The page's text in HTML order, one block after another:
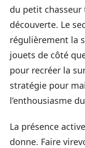
du petit
découverte. Le
régulièrement la
jouets de côté
pour recréer la
stratégie pour
l’enthousiasme
La présence
donne. Faire